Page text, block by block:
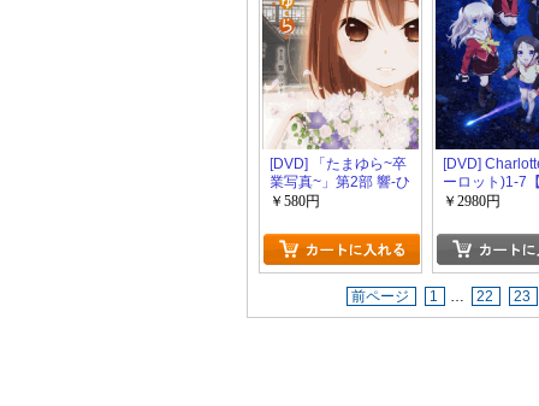
[DVD] 「たまゆら~卒
業写真~」第2部 響-ひ
びき-
￥580円
[DVD]
ーロット)1-7
版】(初回生
￥2980円
前ページ 1 … 22 23